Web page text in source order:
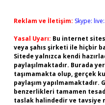
Reklam ve İletişim: Skype:
Yasal Uyarı: Bu internet
veya şahıs şirketi ile hiçbir
Sitede yalnızca kendi
paylaşılmaktadır. Burada
taşımamakta olup, gerçek
paylaşım
benzerlikleri tamamen
taslak halindedir ve tavsiye